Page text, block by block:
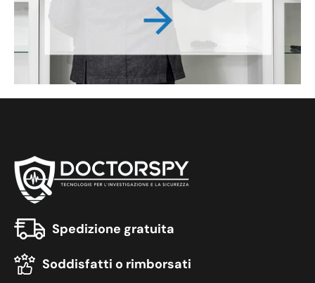
Spedizione gratuita
Soddisfatti o rimborsati